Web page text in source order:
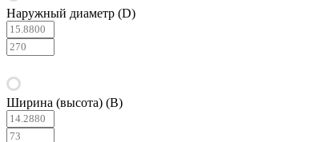
Наружный диаметр (D)
Ширина (высота) (B)